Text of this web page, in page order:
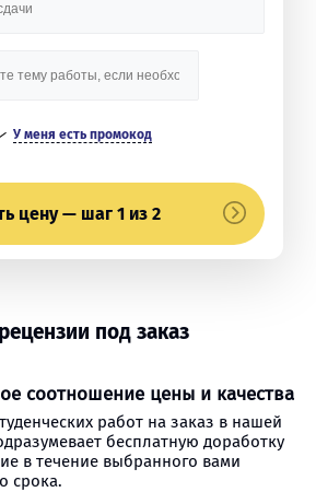
У меня есть промокод
цену — шаг 1 из 2
под заказ
соотношение цены и качества
работ на заказ в нашей
бесплатную доработку
в течение выбранного вами
срока.